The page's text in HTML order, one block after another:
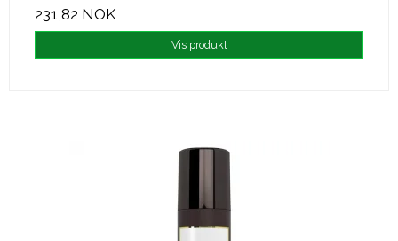
231,82 NOK
Vis produkt